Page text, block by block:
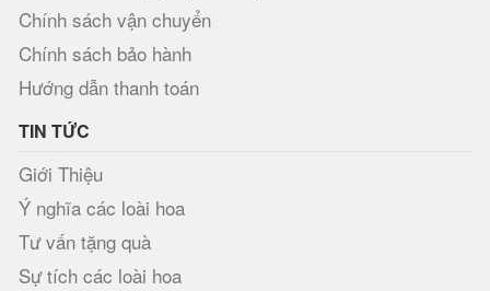
Chính sách vận chuyển
Chính sách bảo hành
Hướng dẫn thanh toán
TIN TỨC
Giới Thiệu
Ý nghĩa các loài hoa
Tư vấn tặng quà
Sự tích các loài hoa